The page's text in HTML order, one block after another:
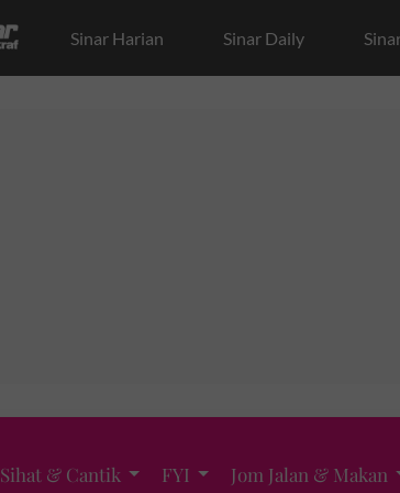
Sinar Harian Sinar Daily
Sihat & Cantik FYI Jom Jalan & Makan